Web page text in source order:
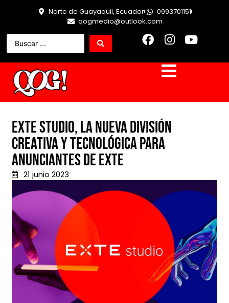
Norte de Guayaquil, Ecuador
0993701151
qogmedio@outlook.com
EXTE Studio, la nueva división
creativa y tecnológica para
anunciantes de EXTE
21 junio 2023